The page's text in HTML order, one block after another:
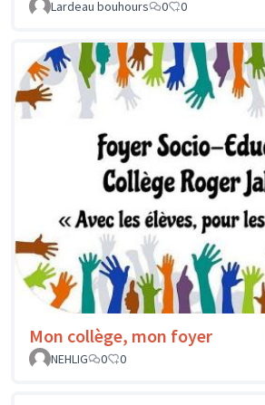
Lardeau bouhours 0 0
Mon collège, mon foyer
NEHLIG
0 0